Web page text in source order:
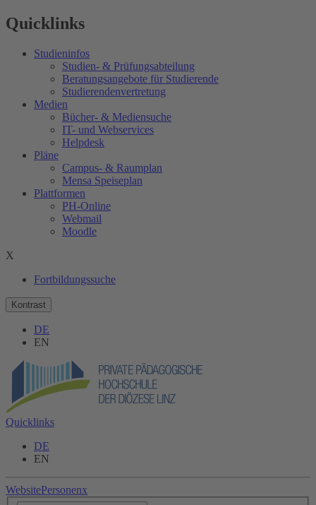
Quicklinks
Studieninfos
Studien- & Prüfungsabteilung
Beratungsangebote für Studierende
Studierendenvertretung
Medien
Bücher- & Mediensuche
IT- und Webservices
Helpdesk
Pläne
Campus- & Raumplan
Mensa Speiseplan
Plattformen
PH-Online
Webmail
Moodle
X
Fortbildungssuche
Kontrast
DE
EN
Quicklinks
DE
EN
WebsitePersonenx